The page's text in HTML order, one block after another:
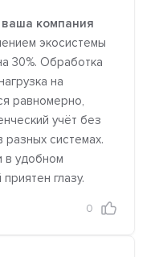
ваша компания
экосистемы
30%. Обработка
на
равномерно,
учёт без
системах.
в удобном
глазу.
0